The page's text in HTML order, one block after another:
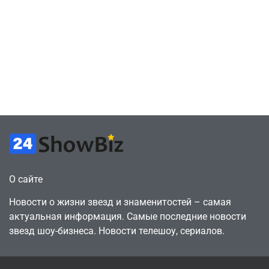
О сайте
Новости о жизни звезд и знаменитостей – самая
актуальная информация. Самые последние новости
звезд шоу-бизнеса. Новости телешоу, сериалов.